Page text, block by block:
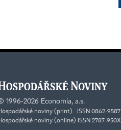
1996-2026 Economia, a.s.
noviny (print) ISSN 0862-9587
noviny (online) ISSN 2787-950X